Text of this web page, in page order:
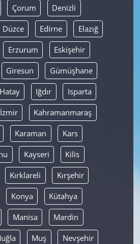
Çorum Denizli
Düzce Edirne Elazığ
Erzurum Eskişehir
Giresun Gümüşhane
Hatay Iğdır Isparta
İzmir Kahramanmaraş
Karaman Kars
Kayseri Kilis
Kırklareli Kırşehir
Konya Kütahya
Manisa Mardin
Muş Nevşehir